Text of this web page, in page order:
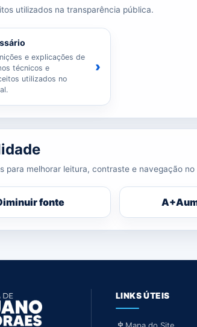
utilizados na transparência pública.
e explicações de
técnicos e
utilizados no
›
para melhorar leitura, contraste e navegação no
fonte A+
LINKS ÚTEIS